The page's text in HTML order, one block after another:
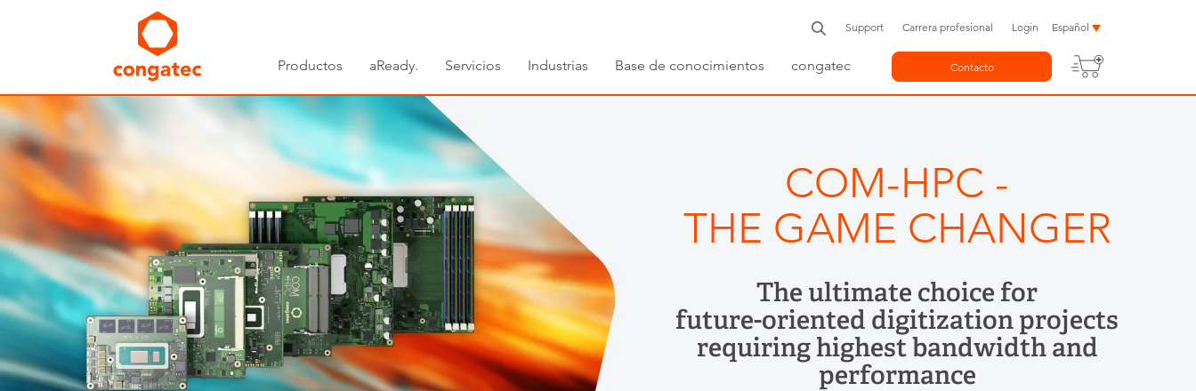
Productos aReady. Servicios Industrias Base de conocimientos congatec
Support Carrera profesional Login Español
Contacto
COM-HPC -
THE GAME CHANGER
The ultimate choice for
future-oriented digitization projects
requiring highest bandwidth and
performance